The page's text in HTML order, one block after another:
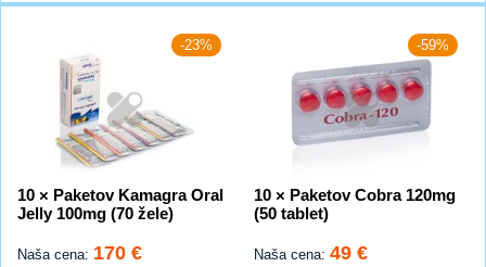
-23%
10 × Paketov Kamagra Oral
Jelly 100mg (70 žele)
Naša cena: 170 €
-59%
10 × Paketov Cobra 120mg
(50 tablet)
Naša cena: 49 €